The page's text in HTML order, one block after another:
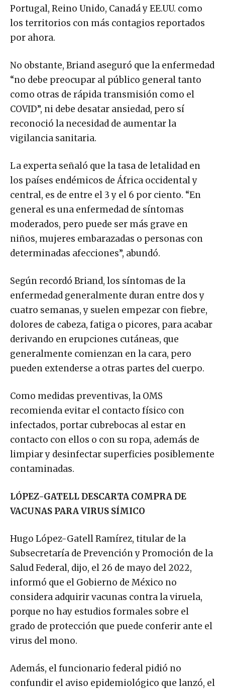
Portugal, Reino Unido, Canadá y EE.UU. como
los territorios con más contagios reportados
por ahora.
No obstante, Briand aseguró que la enfermedad
“no debe preocupar al público general tanto
como otras de rápida transmisión como el
COVID”, ni debe desatar ansiedad, pero sí
reconoció la necesidad de aumentar la
vigilancia sanitaria.
La experta señaló que la tasa de letalidad en
los países endémicos de África occidental y
central, es de entre el 3 y el 6 por ciento. “En
general es una enfermedad de síntomas
moderados, pero puede ser más grave en
niños, mujeres embarazadas o personas con
determinadas afecciones”, abundó.
Según recordó Briand, los síntomas de la
enfermedad generalmente duran entre dos y
cuatro semanas, y suelen empezar con fiebre,
dolores de cabeza, fatiga o picores, para acabar
derivando en erupciones cutáneas, que
generalmente comienzan en la cara, pero
pueden extenderse a otras partes del cuerpo.
Como medidas preventivas, la OMS
recomienda evitar el contacto físico con
infectados, portar cubrebocas al estar en
contacto con ellos o con su ropa, además de
limpiar y desinfectar superficies posiblemente
contaminadas.
LÓPEZ-GATELL DESCARTA COMPRA DE
VACUNAS PARA VIRUS SÍMICO
Hugo López-Gatell Ramírez, titular de la
Subsecretaría de Prevención y Promoción de la
Salud Federal, dijo, el 26 de mayo del 2022,
informó que el Gobierno de México no
considera adquirir vacunas contra la viruela,
porque no hay estudios formales sobre el
grado de protección que puede conferir ante el
virus del mono.
Además, el funcionario federal pidió no
confundir el aviso epidemiológico que lanzó, el